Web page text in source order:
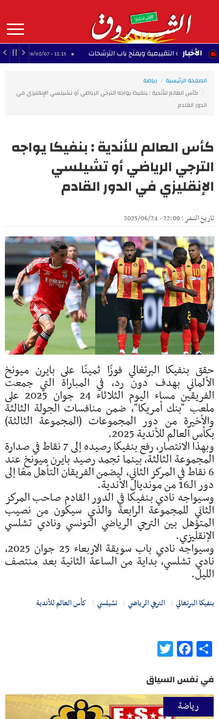
contenu
principal
MAIN
NAVIGATION الأخبار
التقييمية ويفتح باب الترشحات 11:15 - 2026/08/07 النادي
الصفحة الرئيسية
رياضة
كأس العالم للأندية : بنفيكا يواجه الترجي الرياضي أو تشيلسي الإنقليزي في
الدور القادم
كأس العالم للأندية : بنفيكا يواجه
الترجي الرياضي أو تشيلسي
الإنقليزي في الدور القادم
تاريخ النشر : 22:09 - 2025/06/24
حقق بنفيكا البرتغالي فوزًا ثمينًا على بايرن ميونخ
الألماني بهدف دون رد، في المباراة التي جمعت
الفريقين مساء اليوم الثلاثاء 24 جوان 2025 على
ملعب "بنك أمريكا"، ضمن منافسات الجولة الثالثة
والأخيرة من دور المجموعات (المجموعة الثالثة)
بكأس العالم للأندية 2025.
وبهذا الانتصار، رفع بنفيكا رصيده إلى 7 نقاط في صدارة
المجموعة الثالثة، بينما تجمد رصيد بايرن ميونخ عند
6 نقاط في المركز الثاني، ليضمن الفريقان التأهل معًا إلى
دور الـ16 من مونديال الأندية.
وسيواجه نادي بنفيكا في الدور القادم صاحب المركز
الثاني للمجموعة الرابعة والذي سيكون من نصيب
المتؤهل بين الترجي الرياضي التونسي ونادي تشلسي
الإنقليزي.
وسيواجه نادي باب سويقة الاربعاء 25 جوان 2025،
نادي تشلسي، بداية من الساعة الثانية بعد منتصف
الليل.
بنفيكا البرتغالي الترجي الرياضي تشيلسي كأس العالم للأندية
Share
Facebook
في نفس السياق
رياضة